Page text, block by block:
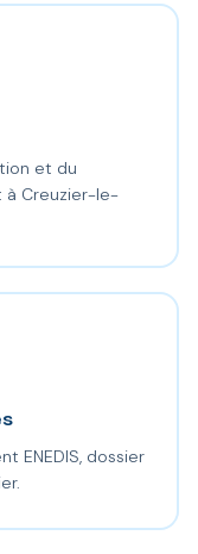
et du
Creuzier-le-
ENEDIS, dossier